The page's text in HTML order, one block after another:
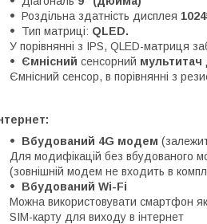
Роздільна здатність дисплея
Тип матриці: QLED.
У порівнянні з IPS, QLED-матриця
Ємнісний сенсорний мультитач
Ємнісний сенсор, в порівнянні з
Вбудований 4G модем
Для модифікацій без вбудованого
(зовнішній модем не входить в
Вбудований Wi-Fi
Можна використовувати смартфон
SIM-карту для виходу в інтернет